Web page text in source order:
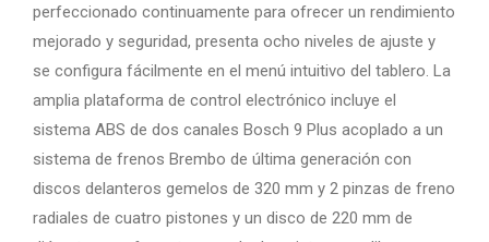
perfeccionado continuamente para ofrecer un rendimiento
mejorado y seguridad, presenta ocho niveles de ajuste y
se configura fácilmente en el menú intuitivo del tablero. La
amplia plataforma de control electrónico incluye el
sistema ABS de dos canales Bosch 9 Plus acoplado a un
sistema de frenos Brembo de última generación con
discos delanteros gemelos de 320 mm y 2 pinzas de freno
radiales de cuatro pistones y un disco de 220 mm de